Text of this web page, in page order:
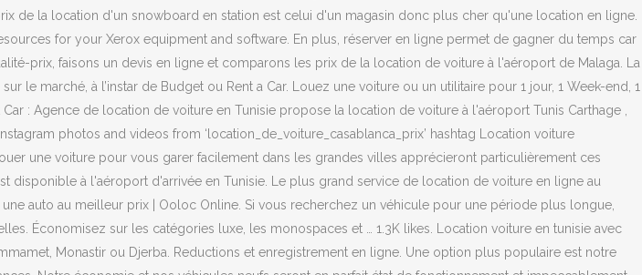
de la location d'un snowboard en station est celui d'un magasin donc plus cher qu'une location en ligne.
for your Xerox equipment and software. En plus, réserver en ligne permet de gagner du temps car
prix, faisons un devis en ligne et comparons les prix de la location de voiture à l'aéroport de Malaga. La
marché, à l’instar de Budget ou Rent a Car. Louez une voiture ou un utilitaire pour 1 jour, 1 Week-end, 1
: Agence de location de voiture en Tunisie propose la location de voiture à l'aéroport Tunis Carthage ,
photos and videos from ‘location_de_voiture_casablanca_prix’ hashtag Location voiture
une voiture pour vous garer facilement dans les grandes villes apprécieront particulièrement ces
disponible à l'aéroport d'arrivée en Tunisie. Le plus grand service de location de voiture en ligne au
auto au meilleur prix | Ooloc Online. Si vous recherchez un véhicule pour une période plus longue,
Économisez sur les catégories luxe, les monospaces et … 1.3K likes. Location voiture en tunisie avec
Monastir ou Djerba. Reductions et enregistrement en ligne. Une option plus populaire est notre